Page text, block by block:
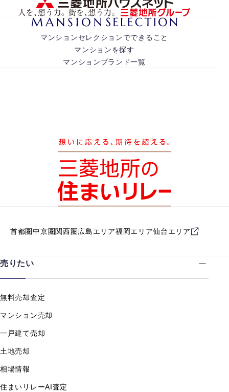
マンションセレクションでできること
マンションを探す
マンションブランド一覧
首都圏中京圏関西圏広島エリア福岡エリア仙台エリア
売りたい
無料売却査定
マンション売却
一戸建て売却
土地売却
相場情報
住まいリレーAI査定